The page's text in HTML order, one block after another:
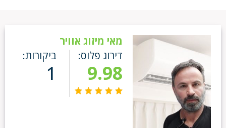
מאי מיזוג אוויר
דירוג פלוס:
9.98
ביקורות:
1